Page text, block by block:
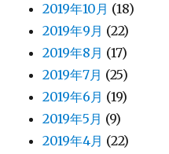
2019年10月 (18)
2019年9月 (22)
2019年8月 (17)
2019年7月 (25)
2019年6月 (19)
2019年5月 (9)
2019年4月 (22)